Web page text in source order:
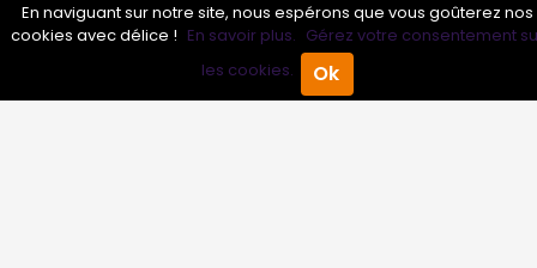
Annuaire Pro Agenda
Suivez-nous
En naviguant sur notre site, nous espérons que vous goûterez nos
cookies avec délice ! En savoir plus. Gérez votre consentement
les cookies.
Ok